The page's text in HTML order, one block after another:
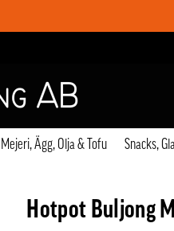
Mejeri, Ägg, Olja & Tofu Snacks,
Hotpot Buljong